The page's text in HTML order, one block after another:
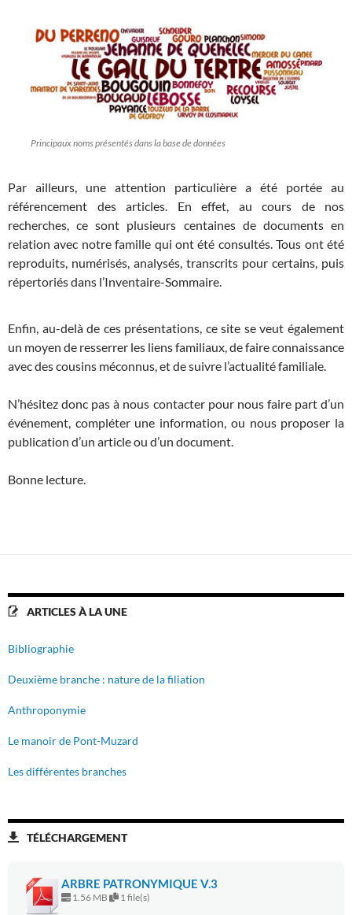
Principaux noms présentés dans la base de données
Par ailleurs, une attention particulière a été portée au
référencement des articles. En effet, au cours de nos
recherches, ce sont plusieurs centaines de documents en
relation avec notre famille qui ont été consultés. Tous ont été
reproduits, numérisés, analysés, transcrits pour certains, puis
répertoriés dans l’Inventaire-Sommaire.
Enfin, au-delà de ces présentations, ce site se veut également
un moyen de resserrer les liens familiaux, de faire connaissance
avec des cousins méconnus, et de suivre l’actualité familiale.
N’hésitez donc pas à nous contacter pour nous faire part d’un
événement, compléter une information, ou nous proposer la
publication d’un article ou d’un document.
Bonne lecture.
ARTICLES À LA UNE
Bibliographie
Deuxième branche : nature de la filiation
Anthroponymie
Le manoir de Pont-Muzard
Les différentes branches
TÉLÉCHARGEMENT
ARBRE PATRONYMIQUE V.3
1.56 MB 1 file(s)